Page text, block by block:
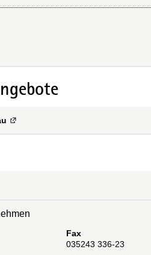
Externe Verlinkung
Fax
035243 336-23